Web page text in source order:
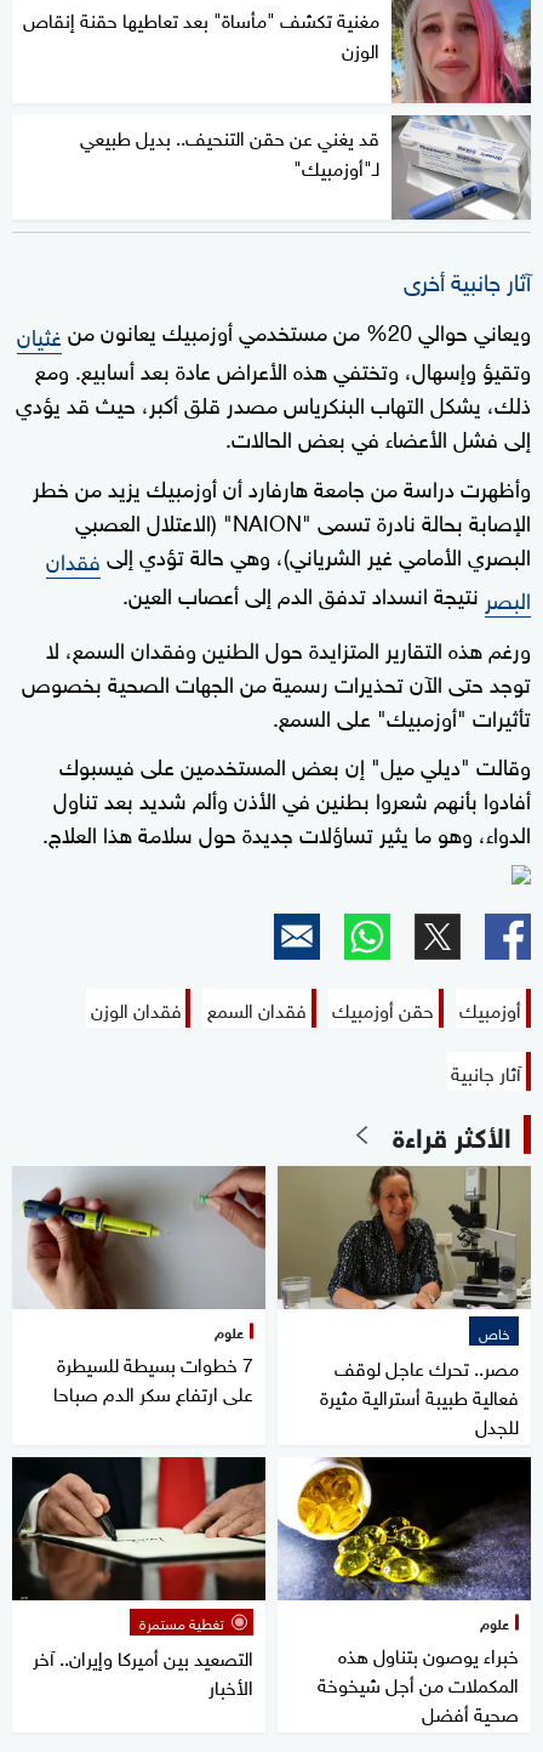
مغنية تكشف "مأساة" بعد تعاطيها حقنة إنقاص
الوزن
قد يغني عن حقن التنحيف.. بديل طبيعي
لـ"أوزمبيك"
آثار جانبية أخرى
ويعاني حوالي 20% من مستخدمي أوزمبيك يعانون من
غثيان
وتقيؤ وإسهال، وتختفي هذه الأعراض عادة بعد أسابيع. ومع
ذلك، يشكل التهاب البنكرياس مصدر قلق أكبر، حيث قد يؤدي
إلى فشل الأعضاء في بعض الحالات.
وأظهرت دراسة من جامعة هارفارد أن أوزمبيك يزيد من خطر
الإصابة بحالة نادرة تسمى "NAION" (الاعتلال العصبي
البصري الأمامي غير الشرياني)، وهي حالة تؤدي إلىفقدان
البصر نتيجة انسداد تدفق الدم إلى أعصاب العين.
ورغم هذه التقارير المتزايدة حول الطنين وفقدان السمع، لا
توجد حتى الآن تحذيرات رسمية من الجهات الصحية بخصوص
تأثيرات "أوزمبيك" على السمع.
وقالت "ديلي ميل" إن بعض المستخدمين على فيسبوك
أفادوا بأنهم شعروا بطنين في الأذن وألم شديد بعد تناول
الدواء، وهو ما يثير تساؤلات جديدة حول سلامة هذا العلاج.
أوزمبيك حقن أوزمبيك فقدان السمع
فقدان الوزن
آثار جانبية
الأكثر قراءة
خاص
مصر.. تحرك عاجل لوقف
فعالية طبيبة أسترالية مثيرة
للجدل
علوم
7 خطوات بسيطة للسيطرة
على ارتفاع سكر الدم صباحا
علوم
خبراء يوصون بتناول هذه
المكملات من أجل شيخوخة
صحية أفضل
تغطية مستمرة
التصعيد بين أميركا وإيران.. آخر
الأخبار